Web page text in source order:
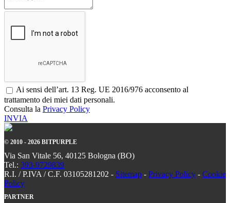
Ai sensi dell’art. 13 Reg. UE 2016/976 acconsento al
trattamento dei miei dati personali.
Consulta la Privacy Policy
INVIA
© 2010 - 2026 BITPURPLE
Via San Vitale 56, 40125 Bologna (BO)
Tel.: 393-9729839
R.I. / P.IVA / C.F. 03105281202 - Sitemap - Privacy Policy - Cookie
Policy
PARTNER